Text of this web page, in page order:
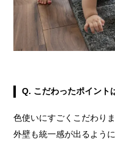
Q. こだわったポイント
色使いにすごくこだわり
外壁も統一感が出るよう